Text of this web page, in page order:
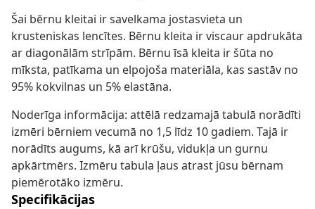
Šai bērnu kleitai ir savelkama jostasvieta un
krusteniskas lencītes. Bērnu kleita ir viscaur apdrukāta
ar diagonālām strīpām. Bērnu īsā kleita ir šūta no
mīksta, patīkama un elpojoša materiāla, kas sastāv no
95% kokvilnas un 5% elastāna.
Noderīga informācija: attēlā redzamajā tabulā norādīti
izmēri bērniem vecumā no 1,5 līdz 10 gadiem. Tajā ir
norādīts augums, kā arī krūšu, vidukļa un gurnu
apkārtmērs. Izmēru tabula ļaus atrast jūsu bērnam
piemērotāko izmēru.
Specifikācijas